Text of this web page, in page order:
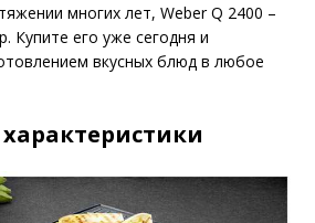
многих лет, Weber Q 2400 –
Купите его уже сегодня и
вкусных блюд в любое